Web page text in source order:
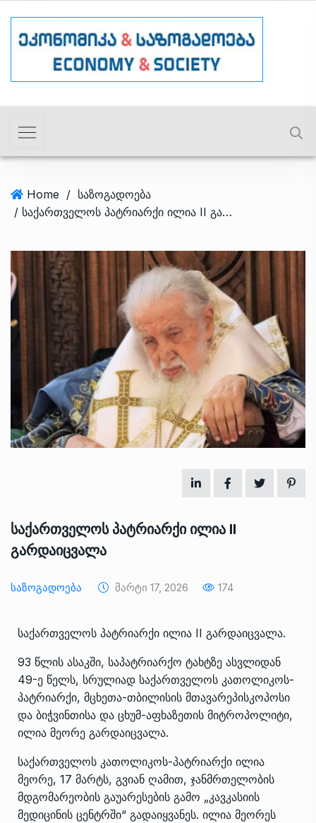
Home / საზოგადოება
/ საქართველოს პატრიარქი ილია II გარდაიცვალა
საქართველოს პატრიარქი ილია II
გარდაიცვალა
Საზოგადოება Მარტი 17, 2026 174
საქართველოს პატრიარქი ილია II გარდაიცვალა.
93 წლის ასაკში, საპატრიარქო ტახტზე ასვლიდან
49-ე წელს, სრულიად საქართველოს კათოლიკოს-
პატრიარქი, მცხეთა-თბილისის მთავარეპისკოპოსი
და ბიჭვინთისა და ცხუმ-აფხაზეთის მიტროპოლიტი,
ილია მეორე გარდაიცვალა.
საქართველოს კათოლიკოს-პატრიარქი ილია
მეორე, 17 მარტს, გვიან ღამით, ჯანმრთელობის
მდგომარეობის გაუარესების გამო „კავკასიის
მედიცინის ცენტრში“ გადაიყვანეს. ილია მეორეს